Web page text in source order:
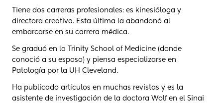
Tiene dos carreras profesionales: es kinesióloga y
directora creativa. Esta última la abandonó al
embarcarse en su carrera médica.
Se graduó en la Trinity School of Medicine (donde
conoció a su esposo) y piensa especializarse en
Patología por la UH Cleveland.
Ha publicado artículos en muchas revistas y es la
asistente de investigación de la doctora Wolf en el Sinai